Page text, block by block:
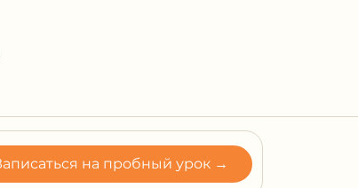
на пробный урок →